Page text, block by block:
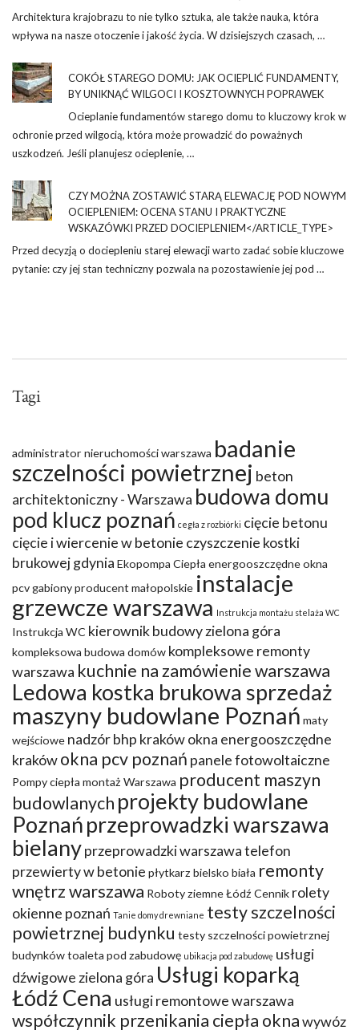
Architektura krajobrazu to nie tylko sztuka, ale także nauka, która
wpływa na nasze otoczenie i jakość życia. W dzisiejszych czasach, …
COKÓŁ STAREGO DOMU: JAK OCIEPLIĆ FUNDAMENTY,
BY UNIKNĄĆ WILGOCI I KOSZTOWNYCH POPRAWEK
Ocieplanie fundamentów starego domu to kluczowy krok w
ochronie przed wilgocią, która może prowadzić do poważnych
uszkodzeń. Jeśli planujesz ocieplenie, …
CZY MOŻNA ZOSTAWIĆ STARĄ ELEWACJĘ POD NOWYM
OCIEPLENIEM: OCENA STANU I PRAKTYCZNE
WSKAZÓWKI PRZED DOCIEPLENIEM</ARTICLE_TYPE>
Przed decyzją o dociepleniu starej elewacji warto zadać sobie kluczowe
pytanie: czy jej stan techniczny pozwala na pozostawienie jej pod …
Tagi
administrator nieruchomości warszawa badanie
szczelności powietrznej beton
architektoniczny - Warszawa budowa domu
pod klucz poznań cegła z rozbiórki cięcie betonu
cięcie i wiercenie w betonie czyszczenie kostki
brukowej gdynia Ekopompa Ciepła energooszczędne okna
pcvgabiony producent małopolskie instalacje
grzewcze warszawa Instrukcja montażu stelaża WC
Instrukcja WC kierownik budowy zielona góra
kompleksowa budowa domów kompleksowe remonty
warszawa kuchnie na zamówienie warszawa
Ledowa kostka brukowa sprzedaż
maszyny budowlane Poznań maty
wejściowe nadzór bhp krakówokna energooszczędne
krakówokna pcv poznań panele fotowoltaiczne
Pompy ciepła montaż Warszawa producent maszyn
budowlanych projekty budowlane
Poznańprzeprowadzki warszawa
bielanyprzeprowadzki warszawa telefon
przewierty w betonie płytkarz bielsko biała remonty
wnętrz warszawa Roboty ziemne Łódź Cennik rolety
okienne poznań Tanie domy drewniane testy szczelności
powietrznej budynku testy szczelności powietrznej
budynkówtoaleta pod zabudowę ubikacja pod zabudowę usługi
dźwigowe zielona góra Usługi koparką
Łódź Cena usługi remontowe warszawa
współczynnik przenikania ciepła oknawywóz